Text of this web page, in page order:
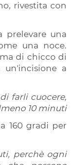
rivestita con
prelevare una
una noce.
di chicco di
a
farli cuocere,
10 minuti
160 gradi per
perchè ogni